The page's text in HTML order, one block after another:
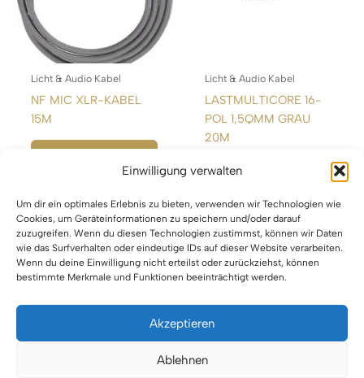
Einwilligung verwalten
Um dir ein optimales Erlebnis zu bieten, verwenden wir Technologien wie
Cookies, um Geräteinformationen zu speichern und/oder darauf
zuzugreifen. Wenn du diesen Technologien zustimmst, können wir Daten
wie das Surfverhalten oder eindeutige IDs auf dieser Website verarbeiten.
Wenn du deine Einwilligung nicht erteilst oder zurückziehst, können
bestimmte Merkmale und Funktionen beeinträchtigt werden.
Akzeptieren
Ablehnen
Licht & Audio Kabel
NF MIC XLR-KABEL
15M
Licht & Audio Kabel
LASTMULTICORE 16-
POL 1,5QMM GRAU
20M
WEITERLESEN
Impressum
Datenschutz